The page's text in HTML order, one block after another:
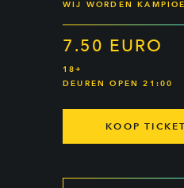
WIJ WORDEN
7.50 EURO
18+
DEUREN OPEN 21:00
KOOP